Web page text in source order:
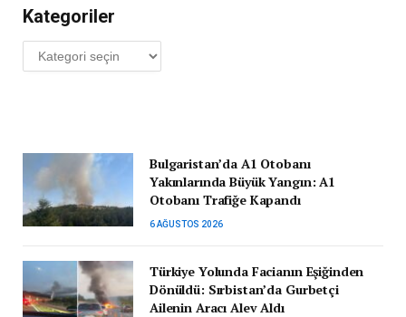
Kategoriler
Kategoriler
Bulgaristan’da A1 Otobanı
Yakınlarında Büyük Yangın: A1
Otobanı Trafiğe Kapandı
6 AĞUSTOS 2026
Türkiye Yolunda Facianın Eşiğinden
Dönüldü: Sırbistan’da Gurbetçi
Ailenin Aracı Alev Aldı